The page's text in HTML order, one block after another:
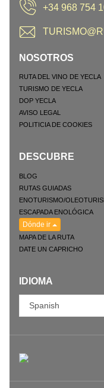
+34 968 754
NOSOTROS
RUTA DEL VINO DE YECLA
TURISMO DE YECLA
DOP YECLA
AVISO LEGAL
POLITICIA DE COOKIES
DESCUBRE
BLOG
RUTAS GUIADAS
ENOTURISMO/
ESCAPADA ENOLÓGICA
Dónde ir
MAPA DE LA RUTA
DATE UN CAPRICHO
IDIOMA